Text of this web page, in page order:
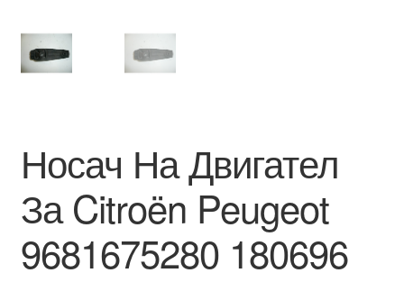
Правила и условия
Разгледайте
Транспорт
Носач На Двигател
За Citroën Peugeot
9681675280 180696